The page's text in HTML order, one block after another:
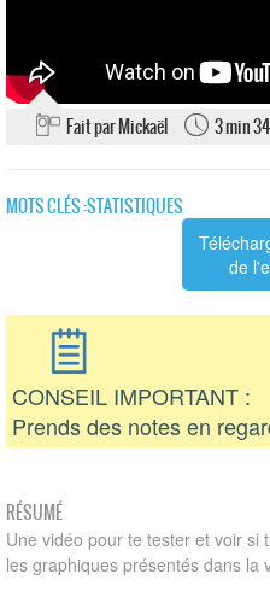
Fait par Mickaël 3 min
MOTS CLÉS :STATISTIQUES
de
CONSEIL IMPORTANT :
Prends des notes en
RÉSUMÉ
Une vidéo pour te tester et voir
les graphiques présentés dans la